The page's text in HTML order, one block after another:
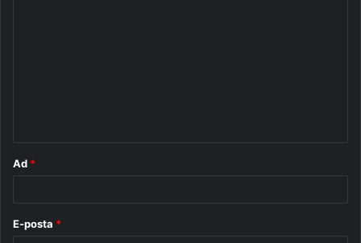
Ad *
E-posta *